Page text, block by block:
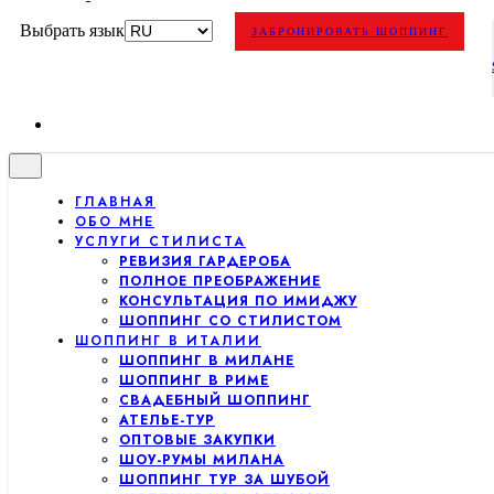
Выбрать язык ЗАБРОНИРОВАТЬ ШОППИНГ
ГЛАВНАЯ
ОБО МНЕ
УСЛУГИ СТИЛИСТА
РЕВИЗИЯ ГАРДЕРОБА
ПОЛНОЕ ПРЕОБРАЖЕНИЕ
КОНСУЛЬТАЦИЯ ПО ИМИДЖУ
ШОППИНГ СО СТИЛИСТОМ
ШОППИНГ В ИТАЛИИ
ШОППИНГ В МИЛАНЕ
ШОППИНГ В РИМЕ
СВАДЕБНЫЙ ШОППИНГ
АТЕЛЬЕ-ТУР
ОПТОВЫЕ ЗАКУПКИ
ШОУ-РУМЫ МИЛАНА
ШОППИНГ ТУР ЗА ШУБОЙ